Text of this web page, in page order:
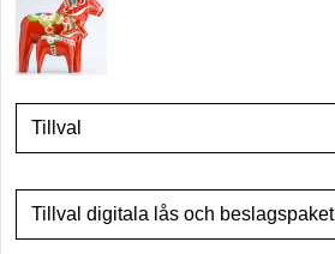
Tillval
Tillval digitala lås och beslagspaket